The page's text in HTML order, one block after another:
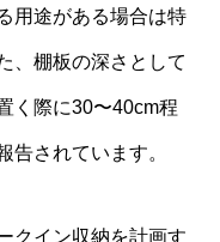
用途がある場合は特
、棚板の深さとして
く際に30〜40cm程
告されています。
クイン収納を計画す